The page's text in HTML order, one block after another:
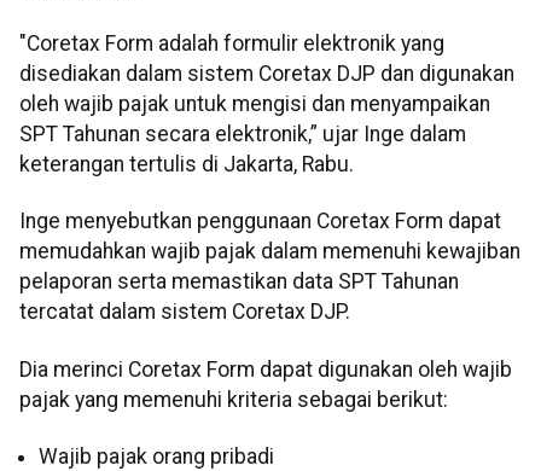
"Coretax Form adalah formulir elektronik yang
disediakan dalam sistem Coretax DJP dan digunakan
oleh wajib pajak untuk mengisi dan menyampaikan
SPT Tahunan secara elektronik,” ujar Inge dalam
keterangan tertulis di Jakarta, Rabu.
Inge menyebutkan penggunaan Coretax Form dapat
memudahkan wajib pajak dalam memenuhi kewajiban
pelaporan serta memastikan data SPT Tahunan
tercatat dalam sistem Coretax DJP.
Dia merinci Coretax Form dapat digunakan oleh wajib
pajak yang memenuhi kriteria sebagai berikut:
Wajib pajak orang pribadi